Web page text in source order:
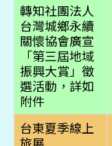
轉知社團法人
台灣城鄉永續
關懷協會廣宣
「第三屆地域
振興大賞」徵
選活動，詳如
附件
台東夏季線上